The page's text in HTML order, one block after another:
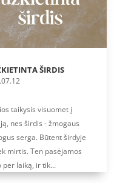
ŠIRDIS
taikysis visuomet į
nes širdis - žmogaus
serga. Būtent širdyje
mirtis. Ten pasėjamos
per laiką, ir tik...